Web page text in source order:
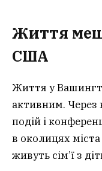
Життя
США
Життя у
активним. Через
подій і
в околицях
живуть сім’ї з